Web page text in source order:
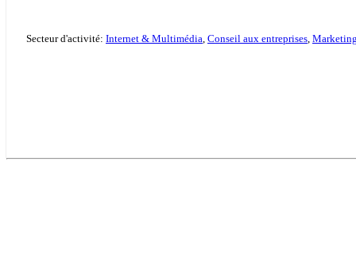
Secteur d'activité: Internet & Multimédia, Conseil aux entreprises,